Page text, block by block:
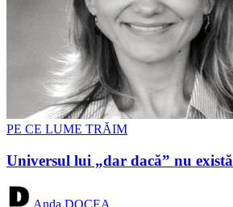
PE CE LUME TRĂIM
Universul lui „dar dacă” nu există